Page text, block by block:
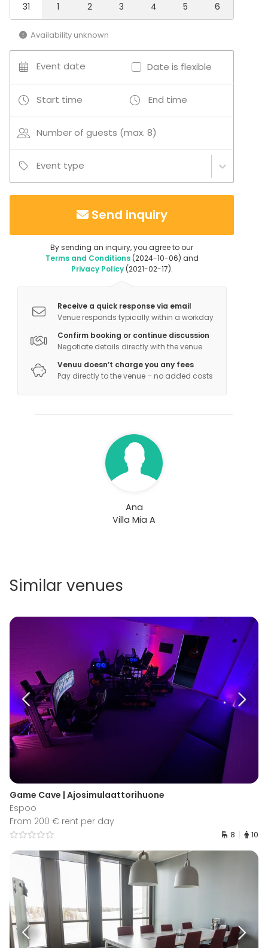
Sauna
Villa / Mansion
Activities
Outdoor activities
Boating / Sailing
31
1 2 3 4 5 6
Availability unknown
Event date Date is flexible
Start time End time
Number of guests (max. 8)
Event type
Send inquiry
By sending an inquiry, you agree to our
Terms and Conditions(2024-10-06) and
Privacy Policy(2021-02-17).
Receive a quick response via email
Venue responds typically within a workday
Confirm booking or continue discussion
Negotiate details directly with the venue
Venuu doesn’t charge you any fees
Pay directly to the venue – no added costs
Ana
Villa Mia A
Similar venues
Game Cave | Ajosimulaattorihuone
Espoo
From 200 € rent per day
8 10